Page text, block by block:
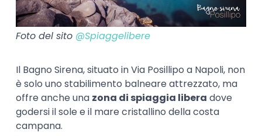
Foto del sito @Spiaggelibere
Il Bagno Sirena, situato in Via Posillipo a Napoli, non
è solo uno stabilimento balneare attrezzato, ma
offre anche una zona di spiaggia libera dove
godersi il sole e il mare cristallino della costa
campana.